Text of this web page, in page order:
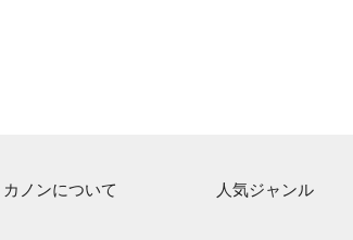
カノンについて 人気ジャンル